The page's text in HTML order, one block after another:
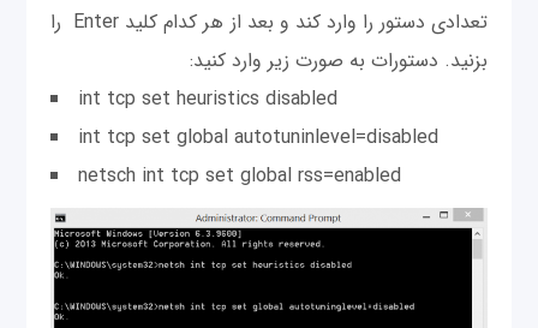
تعدادی دستور را وارد کند و بعد از هر کدام کلید Enter را
بزنید. دستورات به صورت زیر وارد کنید:
int tcp set heuristics disabled
int tcp set global autotuninlevel=disabled
netsch int tcp set global rss=enabled